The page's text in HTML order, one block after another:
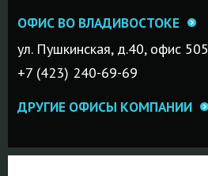
ОФИС ВО ВЛАДИВОСТОКЕ
ул. Пушкинская, д.40, офис 505
+7 (423) 240-69-69
ДРУГИЕ ОФИСЫ КОМПАНИИ